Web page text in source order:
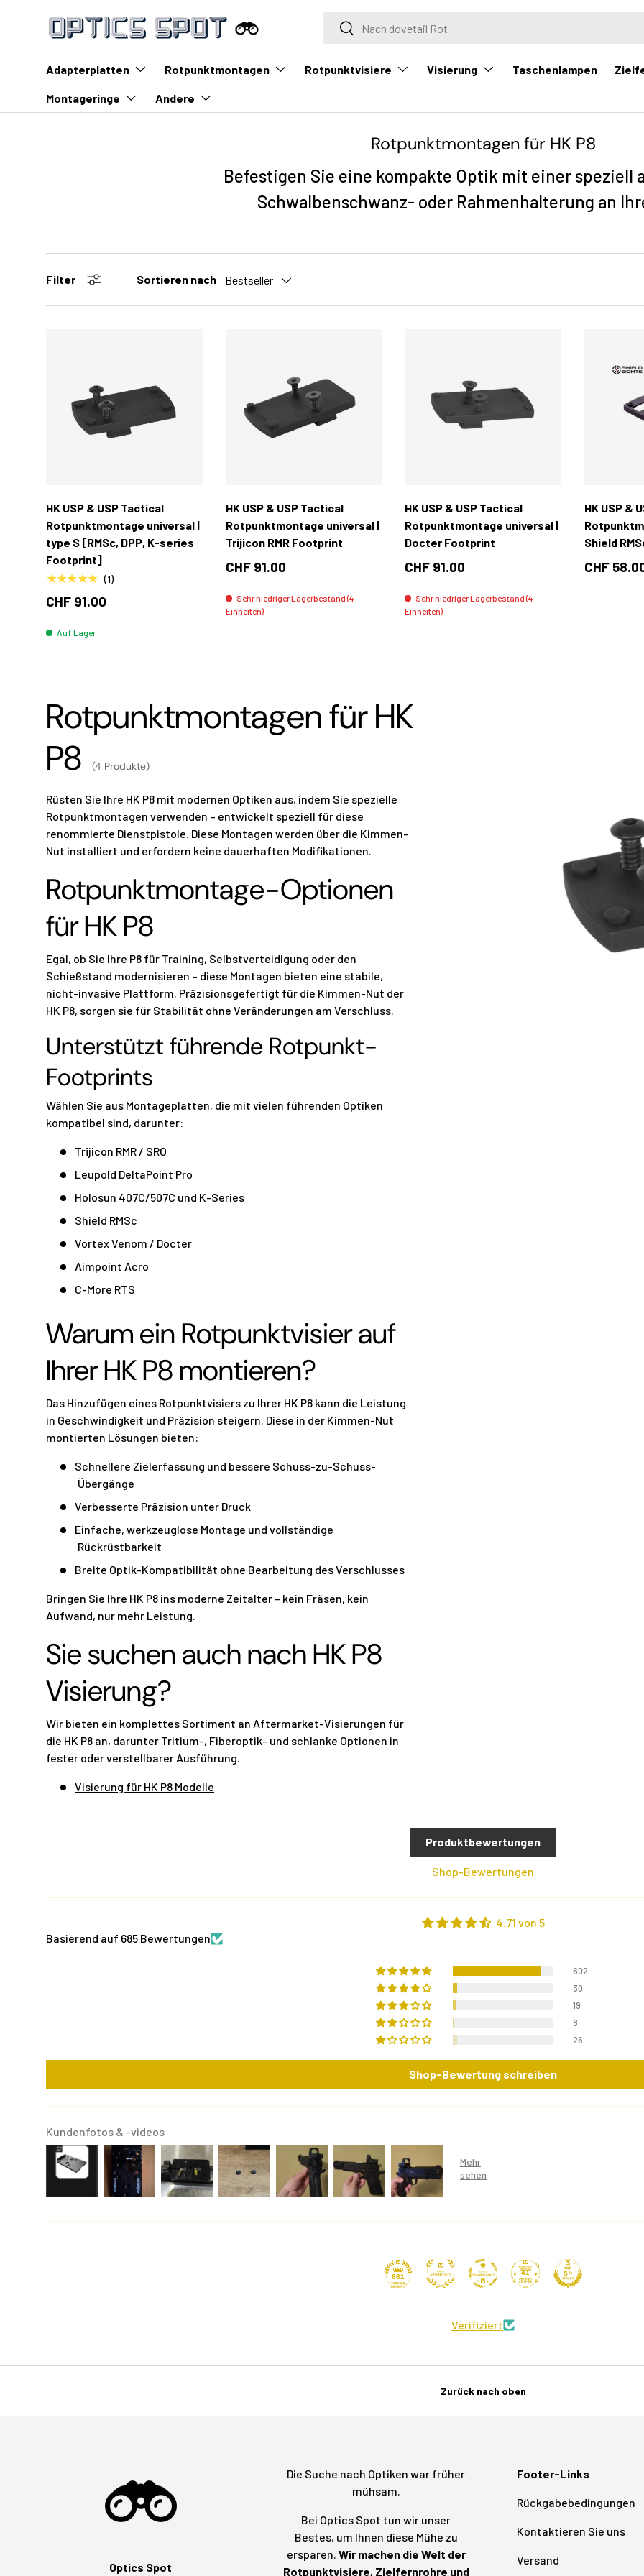
Zum Inhalt springen Suche
Suche
Adapterplatten Rotpunktmontagen Rotpunktvisiere Visierung Taschenlampen
Montageringe Andere
Rotpunktmontagen für HK P8
Befestigen Sie eine kompakte Optik mit einer speziell
Schwalbenschwanz- oder Rahmenhalterung an
Filter Sortieren nach Bestseller
HK USP & USP Tactical
Rotpunktmontage universal |
type S [RMSc, DPP, K-series
Footprint]
★★★★★ (1)
CHF 91.00
Auf Lager
HK USP & USP Tactical
Rotpunktmontage universal |
Trijicon RMR Footprint
CHF 91.00
Sehr niedriger Lagerbestand (4
Einheiten)
HK USP & USP Tactical
Rotpunktmontage universal |
Docter Footprint
CHF 91.00
Sehr niedriger Lagerbestand (4
Einheiten)
HK USP &
Shield
CHF
Rotpunktmontagen für HK
P8
(4 Produkte)
Rüsten Sie Ihre HK P8 mit modernen Optiken aus, indem Sie spezielle
Rotpunktmontagen verwenden – entwickelt speziell für diese
renommierte Dienstpistole. Diese Montagen werden über die Kimmen-
Nut installiert und erfordern keine dauerhaften Modifikationen.
Rotpunktmontage-Optionen
für HK P8
Egal, ob Sie Ihre P8 für Training, Selbstverteidigung oder den
Schießstand modernisieren – diese Montagen bieten eine stabile,
nicht-invasive Plattform. Präzisionsgefertigt für die Kimmen-Nut der
HK P8, sorgen sie für Stabilität ohne Veränderungen am Verschluss.
Unterstützt führende Rotpunkt-
Footprints
Wählen Sie aus Montageplatten, die mit vielen führenden Optiken
kompatibel sind, darunter:
Trijicon RMR / SRO
Leupold DeltaPoint Pro
Holosun 407C/507C und K-Series
Shield RMSc
Vortex Venom / Docter
Aimpoint Acro
C-More RTS
Warum ein Rotpunktvisier auf
Ihrer HK P8 montieren?
Das Hinzufügen eines Rotpunktvisiers zu Ihrer HK P8 kann die Leistung
in Geschwindigkeit und Präzision steigern. Diese in der Kimmen-Nut
montierten Lösungen bieten:
Schnellere Zielerfassung und bessere Schuss-zu-Schuss-
Übergänge
Verbesserte Präzision unter Druck
Einfache, werkzeuglose Montage und vollständige
Rückrüstbarkeit
Breite Optik-Kompatibilität ohne Bearbeitung des Verschlusses
Bringen Sie Ihre HK P8 ins moderne Zeitalter – kein Fräsen, kein
Aufwand, nur mehr Leistung.
Sie suchen auch nach HK P8
Visierung?
Wir bieten ein komplettes Sortiment an Aftermarket-Visierungen für
die HK P8 an, darunter Tritium-, Fiberoptik- und schlanke Optionen in
fester oder verstellbarer Ausführung.
Visierung für HK P8 Modelle
Produktbewertungen
Shop-Bewertungen
4.71 von 5
Basierend auf 685 Bewertungen
602
30
19
8
26
Shop-Bewertung schreiben
Kundenfotos & -videos
661
41
Verifiziert
Zurück nach oben
Optics Spot
Die Suche nach Optiken war früher
mühsam.
Bei Optics Spot tun wir unser
Bestes, um Ihnen diese Mühe zu
ersparen. Wir machen die Welt der
Rotpunktvisiere, Zielfernrohre und
Footer-Links
Rückgabebedingungen
Kontaktieren Sie uns
Versand